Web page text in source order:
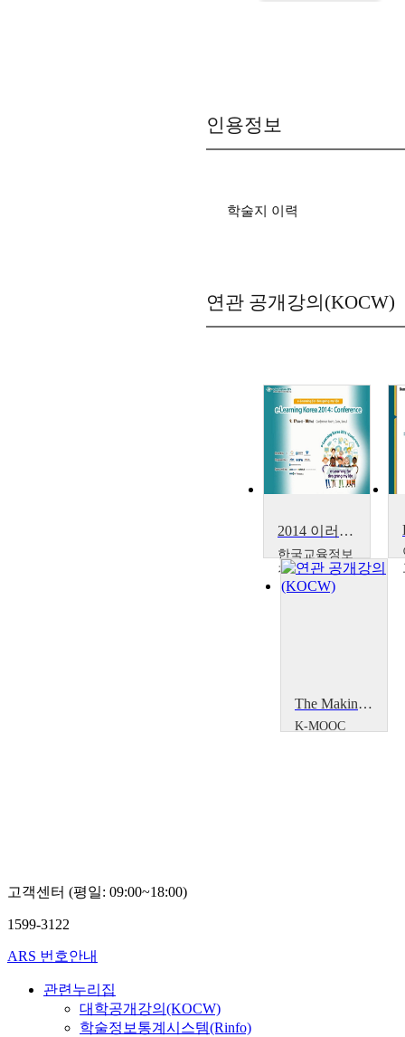
인용정보
학술지 이력
연관 공개강의(KOCW)
2014 이러닝 국제 콘퍼런스: Analysis of e-Learning Program Management for Adults in Korea
한국교육정보
진흥협회
Don-Min,
The Making of International Law in Korea
K-MOOC
고객센터 (평일: 09:00~18:00)
1599-3122
ARS 번호안내
관련누리집
대학공개강의(KOCW)
학술정보통계시스템(Rinfo)